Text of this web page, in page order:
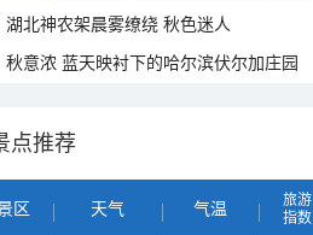
湖北神农架晨雾缭绕 秋色迷人
秋意浓 蓝天映衬下的哈尔滨伏尔加庄园
点推荐
区 天气 气温
旅游
指数